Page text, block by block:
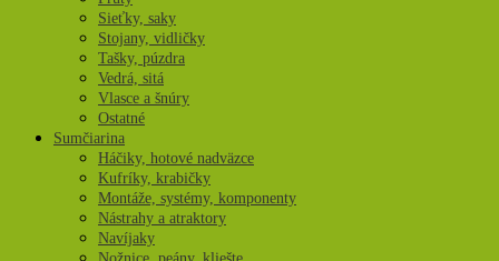
Sieťky, saky
Stojany, vidličky
Tašky, púzdra
Vedrá, sitá
Vlasce a šnúry
Ostatné
Sumčiarina
Háčiky, hotové nadväzce
Kufríky, krabičky
Montáže, systémy, komponenty
Nástrahy a atraktory
Navíjaky